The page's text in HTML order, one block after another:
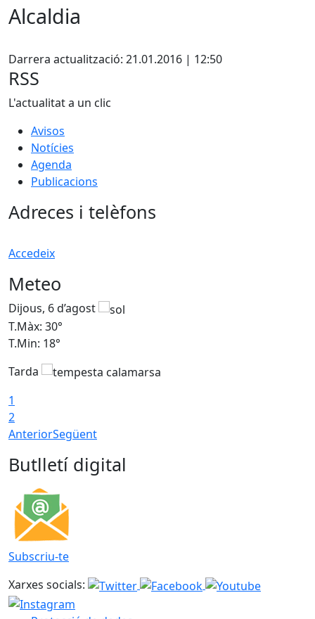
Alcaldia
Darrera actualització: 21.01.2016 | 12:50
RSS
L'actualitat a un clic
Avisos
Notícies
Agenda
Publicacions
Adreces i telèfons
Accedeix
Meteo
Dijous, 6 d’agost
T.Màx: 30°
T.Min: 18°
Tarda
1
2
AnteriorSegüent
Butlletí digital
Subscriu-te
Xarxes socials: